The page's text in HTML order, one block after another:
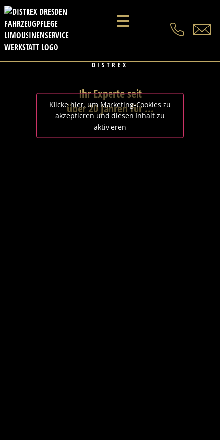
DISTREX
Ihr Experte seit
über 20 Jahren für …
Klicke hier, um Marketing-Cookies zu
akzeptieren und diesen Inhalt zu
aktivieren